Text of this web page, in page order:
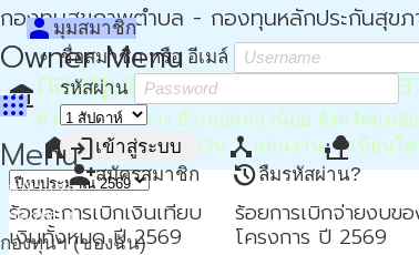
กองทุนสุขภาพตำบล - กองทุนหลักประกันสุข
Owner Menu
apps
person มุมสมาชิก
ชื่อสมาชิก หรือ อีเมล์
รหัสผ่าน
loginเข้าสู่ระบบ
person_addสมัครสมาชิก restoreลืมรหัสผ่าน?
Menu
หน้าแรก
กองทุนฯ
กองทุนฯ (ของฉัน)
account_balanceกองทุนสุขภาพตำบล อบต.แม่ล
ตำบลแม่ลาหลวง อำเภอแม่ลาน้อย จังหวัดแม่ฮ่
home หน้าหลักattach_moneyการเงิน device_hubแผนงานnature_peopleเขียนโ
ร้อยละการเบิกเงินเทียบ
เงินทั้งหมด ปี 2569
ร้อยการเบิกจ่ายงบข
โครงการ ปี 2569